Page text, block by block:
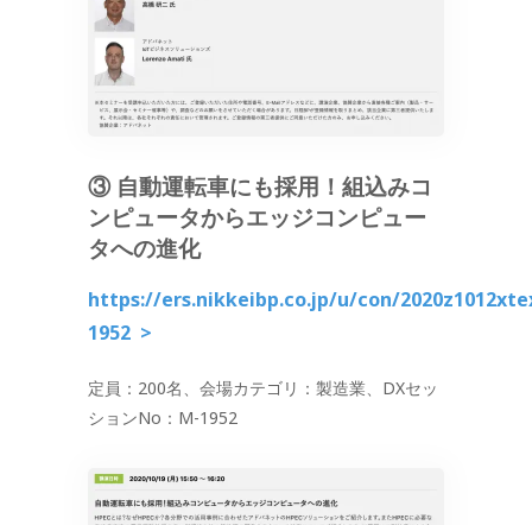
③ 自動運転車にも採用！組込みコ
ンピュータからエッジコンピュー
タへの進化
https://ers.nikkeibp.co.jp/u/con/
1952 >
定員：200名、会場カテゴリ：製造業、DXセッ
ションNo：M-1952